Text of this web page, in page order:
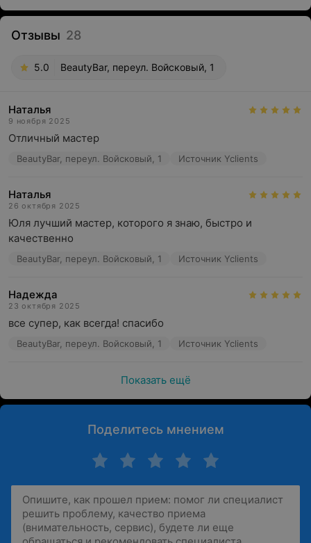
Отзывы 28
5.0 BeautyBar, переул. Войсковый, 1
Наталья
9 ноября 2025
Отличный мастер
BeautyBar, переул. Войсковый, 1 Источник Yclients
Наталья
26 октября 2025
Юля лучший мастер, которого я знаю, быстро и
качественно
BeautyBar, переул. Войсковый, 1 Источник Yclients
Надежда
23 октября 2025
все супер, как всегда! спасибо
BeautyBar, переул. Войсковый, 1 Источник Yclients
Показать ещё
Поделитесь мнением